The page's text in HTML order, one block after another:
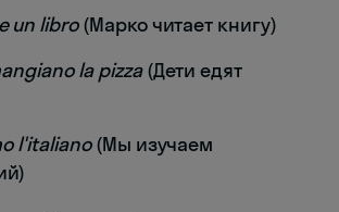
un libro(Марко читает книгу)
la pizza(Дети едят
l'italiano(Мы изучаем